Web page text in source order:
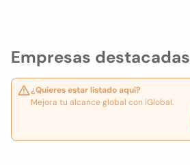
Empresas destacadas
¿Quieres estar listado aquí?
Mejora tu alcance global con iGlobal.